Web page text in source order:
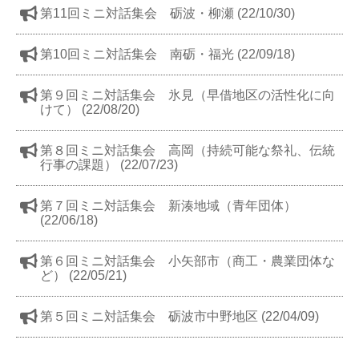
第11回ミニ対話集会 砺波・柳瀬 (22/10/30)
第10回ミニ対話集会 南砺・福光 (22/09/18)
第９回ミニ対話集会 氷見（早借地区の活性化に向
けて） (22/08/20)
第８回ミニ対話集会 高岡（持続可能な祭礼、伝統
行事の課題） (22/07/23)
第７回ミニ対話集会 新湊地域（青年団体）
(22/06/18)
第６回ミニ対話集会 小矢部市（商工・農業団体な
ど） (22/05/21)
第５回ミニ対話集会 砺波市中野地区 (22/04/09)